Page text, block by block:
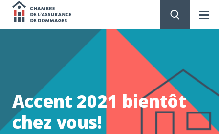
Chambre
l'assurance
de
dommages
Accent 2021 bientôt
chez vous!